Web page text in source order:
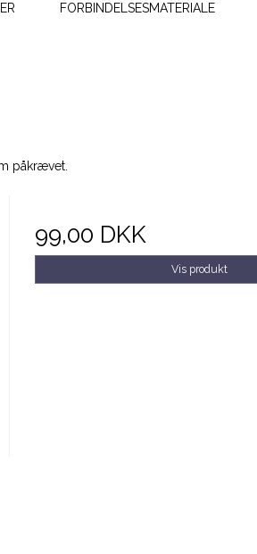
FORBINDELSESMATERIALE
påkrævet.
99,00 DKK
Vis produkt